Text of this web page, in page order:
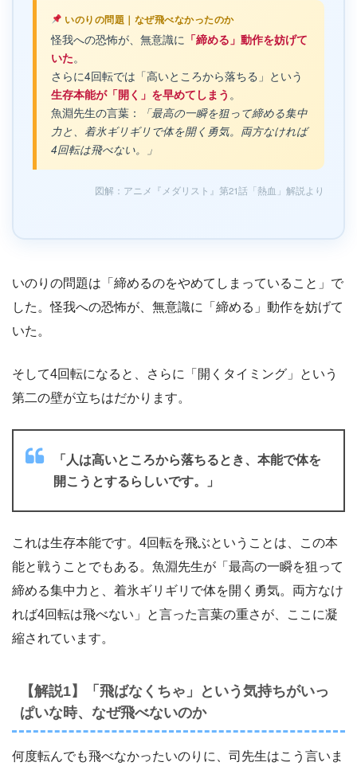
いのりの問題｜なぜ飛べなかったのか
怪我への恐怖が、無意識に 「締める」動作を妨げて
いた。
さらに4回転では「高いところから落ちる」という
生存本能が「開く」を早めてしまう 。
魚淵先生の言葉：
「最高の一瞬を狙って締める集中
力と、着氷ギリギリで体を開く勇気。両方なければ
4回転は飛べない。」
図解：アニメ『メダリスト』第21話「熱血」解説より
いのりの問題は「締めるのをやめてしまっていること」で
した。怪我への恐怖が、無意識に「締める」動作を妨げて
いた。
そして4回転になると、さらに「開くタイミング」という
第二の壁が立ちはだかります。
「人は高いところから落ちるとき、本能で体を
開こうとするらしいです。」
これは生存本能です。4回転を飛ぶということは、この本
能と戦うことでもある。魚淵先生が「最高の一瞬を狙って
締める集中力と、着氷ギリギリで体を開く勇気。両方なけ
れば4回転は飛べない」と言った言葉の重さが、ここに凝
縮されています。
【解説1】「飛ばなくちゃ」という気持ちがいっ
ぱいな時、なぜ飛べないのか
何度転んでも飛べなかったいのりに、司先生はこう言いま